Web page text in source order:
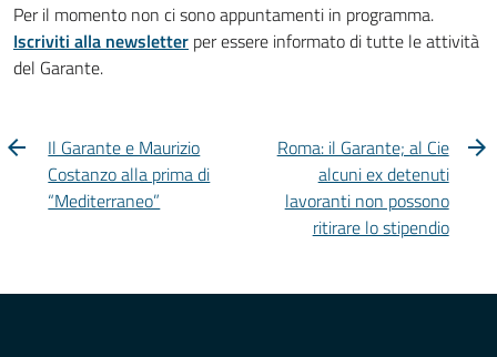
Per il momento non ci sono appuntamenti in programma.
Iscriviti alla newsletter per essere informato di tutte le attività
del Garante.
Il Garante e Maurizio
Costanzo alla prima di
“Mediterraneo”
Roma: il Garante; al Cie
alcuni ex detenuti
lavoranti non possono
ritirare lo stipendio